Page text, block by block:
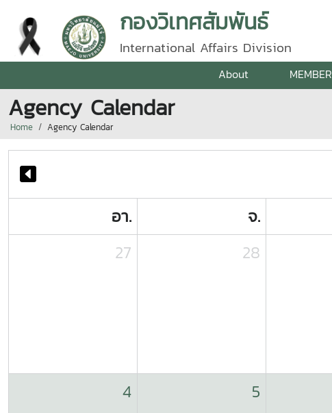
กองวิเทศสัมพันธ์
International Affairs Division
About MEMBER
Agency Calendar
Home Agency Calendar
อา.
จ.
27
28
4 5